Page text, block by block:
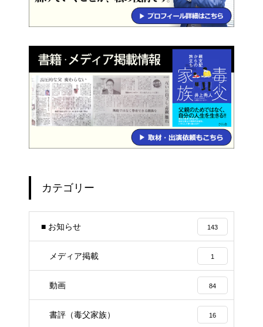
カテゴリー
■ お知らせ 143
メディア掲載 1
動画 84
書評（毒父家族） 16